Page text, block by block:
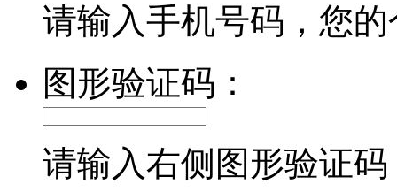
请输入手机号码，您
图形验证码：
请输入右侧图形验证码